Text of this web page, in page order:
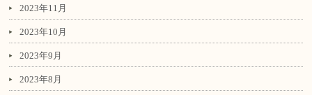
2023年11月
2023年10月
2023年9月
2023年8月